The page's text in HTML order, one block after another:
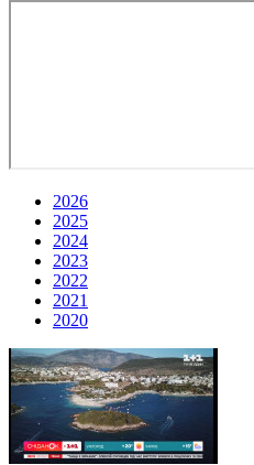
2026
2025
2024
2023
2022
2021
2020